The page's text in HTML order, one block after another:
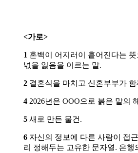
<가로>
1 혼백이 어지러이 흩어진다는
넋을 잃음을 이르는 말.
2 결혼식을 마치고 신혼부부가
4 2026년은 OOO으로 붉은 말의
5 새로 만든 물건.
6 자신의 정보에 다른 사람이 접
리 정해두는 고유한 문자열. 은행